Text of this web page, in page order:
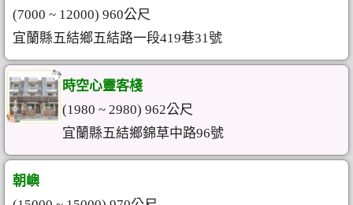
(7000 ~ 12000) 960公尺
宜蘭縣五結鄉五結路一段419巷31號
時空心靈客棧
(1980 ~ 2980) 962公尺
宜蘭縣五結鄉錦草中路96號
朝嶼